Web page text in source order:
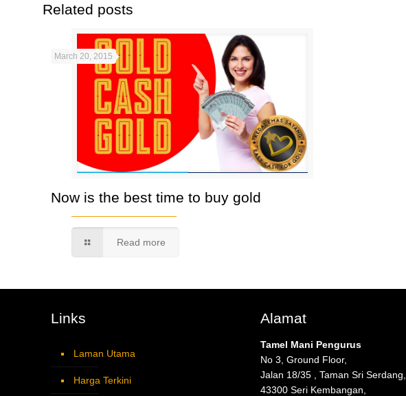
Related posts
March 20, 2015
Now is the best time to buy gold
Read more
Links
Laman Utama
Harga Terkini
Alamat
Tamel Mani Pengurus
No 3, Ground Floor,
Jalan 18/35 , Taman Sri Serdang,
43300 Seri Kembangan,